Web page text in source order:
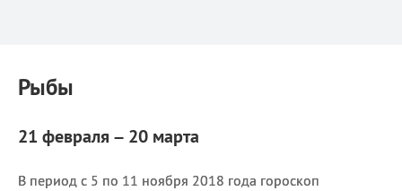
Рыбы
21 февраля – 20 марта
В период с 5 по 11 ноября 2018 года гороскоп